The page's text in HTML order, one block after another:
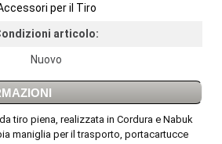
per il Tiro
articolo:
Nuovo
tiro piena, realizzata in Cordura e Nabuk
maniglia per il trasporto, portacartucce